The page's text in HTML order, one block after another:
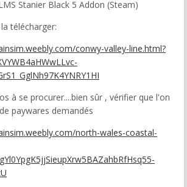
Stanier Black 5 Addon (Steam)
télécharger:
conwy-valley-line.html?
à se procurer....bien sûr , vérifier que l'on
paywares demandés
north-wales-coastal-